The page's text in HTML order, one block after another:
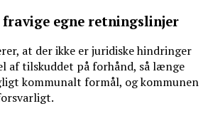
fravige egne retningslinjer
at der ikke er juridiske hindringer
af tilskuddet på forhånd, så længe
kommunalt formål, og kommunen